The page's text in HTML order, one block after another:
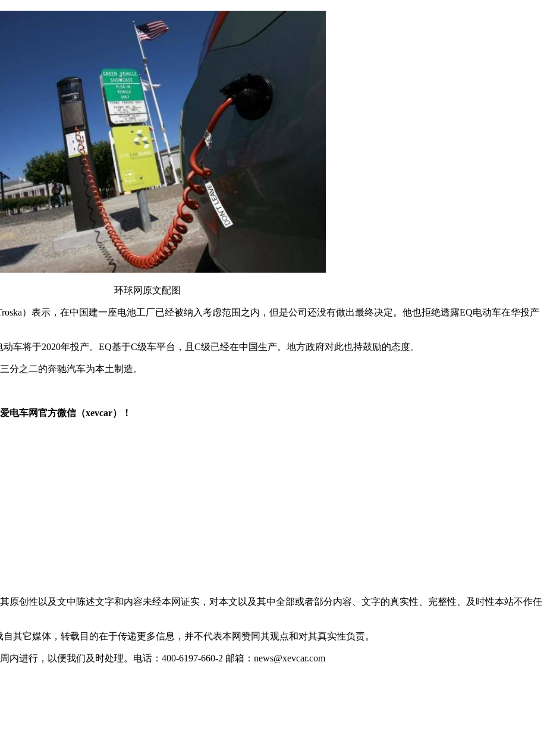
环球网原文配图
）表示，在中国建一座电池工厂已经被纳入考虑范围之内，但是公司还没有做出最终决定。他也拒绝透露EQ电动车在华投产
车将于2020年投产。EQ基于C级车平台，且C级已经在中国生产。地方政府对此也持鼓励的态度。
分之二的奔驰汽车为本土制造。
电车网官方微信（xevcar）！
原创性以及文中陈述文字和内容未经本网证实，对本文以及其中全部或者部分内容、文字的真实性、完整性、及时性本站不作任
其它媒体，转载目的在于传递更多信息，并不代表本网赞同其观点和对其真实性负责。
进行，以便我们及时处理。电话：400-6197-660-2 邮箱：news@xevcar.com